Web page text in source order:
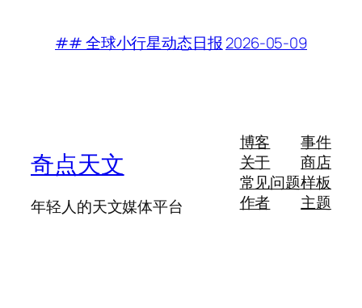
## 全球小行星动态日报2026-05-09
奇点天文
年轻人的天文媒体平台
博客
关于
常见问题
作者
事件
商店
样板
主题